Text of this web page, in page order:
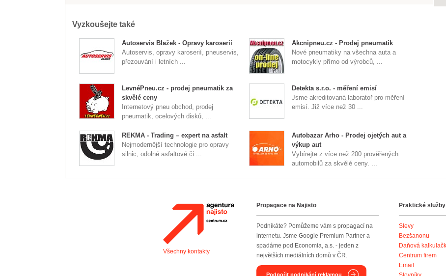
Vyzkoušejte také
Autoservis Blažek - Opravy karoserií
Autoservis, opravy karoserií, pneuservis,
přezouvání i letních ...
Akcnipneu.cz - Prodej pneumatik
Nové pneumatiky na všechna auta a
motocykly přímo od výrobců, ...
LevnéPneu.cz - prodej pneumatik za
skvělé ceny
Internetový pneu obchod, prodej
pneumatik, ocelových disků, ...
Detekta s.r.o. - měření emisí
Jsme akreditovaná laboratoř pro měření
emisí. Již více než 30 ...
REKMA - Trading – expert na asfalt
Nejmodernější technologie pro opravy
silnic, odolné asfaltové či ...
Autobazar Arho - Prodej ojetých aut a
výkup aut
Vybírejte z více než 200 prověřených
automobilů za skvělé ceny. ...
Agentura Najisto
Všechny kontakty
Propagace na Najisto
Podnikáte? Pomůžeme vám s propagací na
internetu. Jsme Google Premium Partner a
spadáme pod Economia, a.s. - jeden z
největších mediálních domů v ČR.
Podpořit podnikání reklamou
Praktické služby
Slevy
Bezšanonu
Daňová
Centrum firem
Email